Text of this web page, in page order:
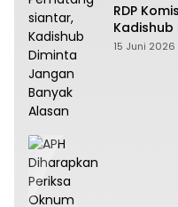
RDP
Alasan
15 Juni 2026